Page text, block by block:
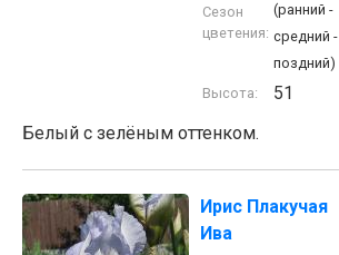
Сезон
цветения:
(ранний -
средний -
поздний)
Высота:
51
Белый с зелёным оттенком.
Ирис Плакучая
Ива